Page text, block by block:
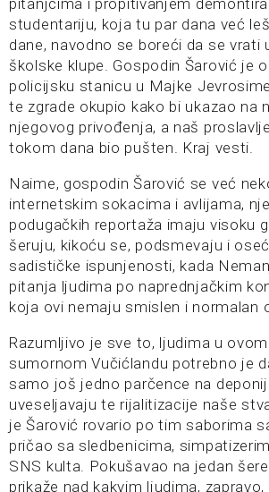
pitanjcima i propitivanjem
studentariju, koja tu par dana već
dane, navodno se boreći da se vrati
školske klupe. Gospodin Šarović je
policijsku stanicu u Majke
te zgrade okupio kako bi ukazao na
njegovog privođenja, a naš
tokom dana bio pušten. Kraj vesti.
Naime, gospodin Šarović se već
internetskim sokacima i avlijama,
podugačkih reportaža imaju visoku
šeruju, kikoću se, podsmevaju i
sadističke ispunjenosti, kada
pitanja ljudima po naprednjačkim
koja ovi nemaju smislen i normalan
Razumljivo je sve to, ljudima u
sumornom Vučićlandu potrebno je
samo još jedno parčence na
uveseljavaju te rijalitizacije naše
je Šarović rovario po tim saborima
pričao sa sledbenicima,
SNS kulta. Pokušavao na jedan
prikaže nad kakvim ljudima,